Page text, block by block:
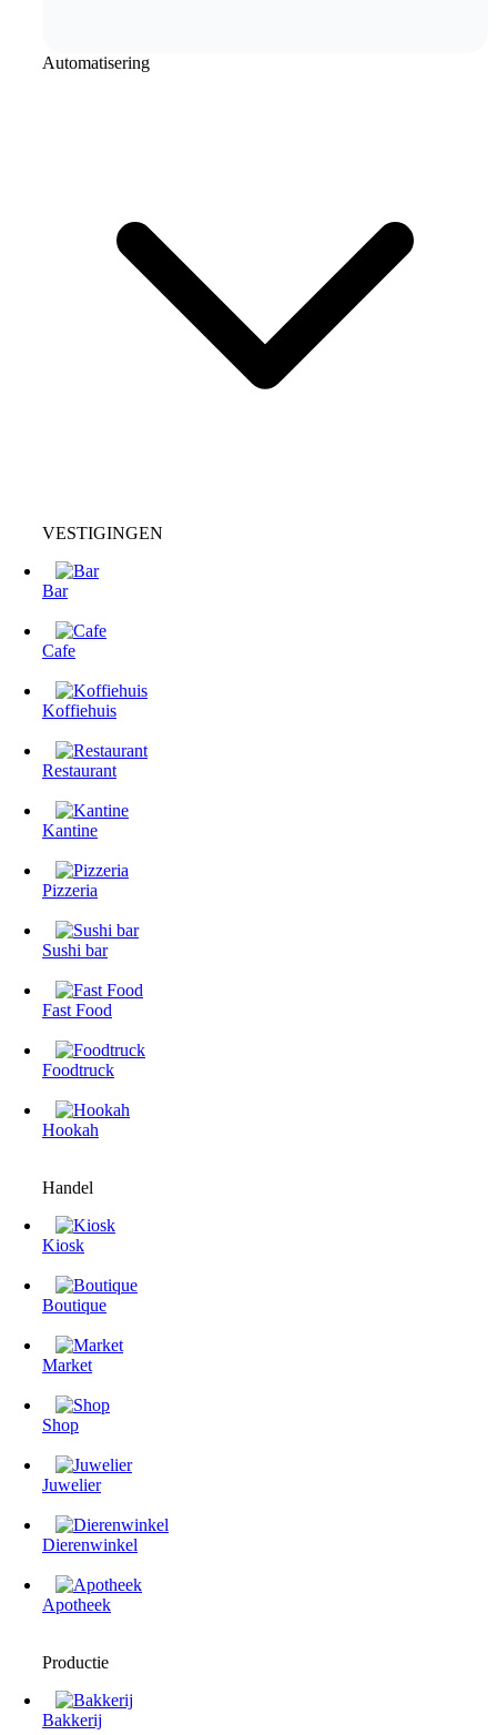
Automatisering
VESTIGINGEN
Bar
Cafe
Koffiehuis
Restaurant
Kantine
Pizzeria
Sushi bar
Fast Food
Foodtruck
Hookah
Handel
Kiosk
Boutique
Market
Shop
Juwelier
Dierenwinkel
Apotheek
Productie
Bakkerij